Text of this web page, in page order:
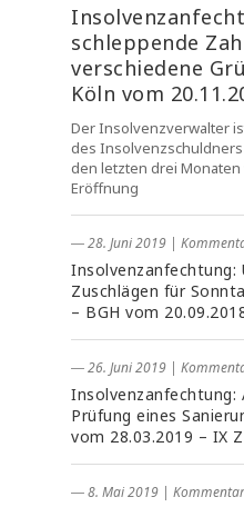
schleppende
verschiedene
Köln vom
Der Insolvenzverwalter
des
den letzten drei
Eröffnung
― 28. Juni 2019 |
Insolvenzanfechtung:
Zuschlägen für
– BGH vom
― 26. Juni 2019 |
Insolvenzanfechtung:
Prüfung eines
vom 28.03.2019 – IX
― 8. Mai 2019 |